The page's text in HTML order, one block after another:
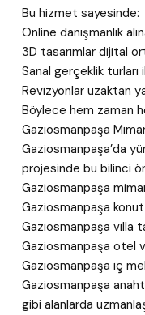
Bu hizmet sayesinde:
Online danışmanlık
3D tasarımlar dijital
Sanal gerçeklik
Revizyonlar uzaktan
Böylece hem zaman
Gaziosmanpaşa
Gaziosmanpaşa’da
projesinde bu bilinci
Gaziosmanpaşa
Gaziosmanpaşa
Gaziosmanpaşa villa
Gaziosmanpaşa otel
Gaziosmanpaşa iç
Gaziosmanpaşa
gibi alanlarda